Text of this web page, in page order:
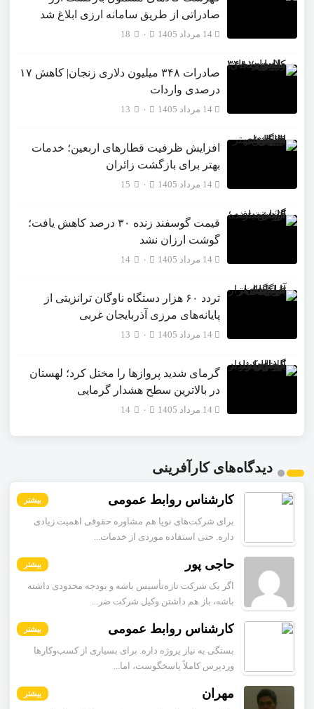
صادراتی از طریق سامانه ارزی ابلاغ شد
14 مرداد 1405 18
صادرات ۳۴۸ میلیون دلاری زنجان| ‌کاهش ۱۷
درصدی واردات
14 مرداد 1405 13
افزایش ظرفیت قطارهای اربعین؛ خدمات
بهتر برای بازگشت زائران
14 مرداد 1405 15
قیمت گوسفند زنده ۳۰ درصد کاهش یافت؛
گوشت ارزان نشد
14 مرداد 1405 14
تردد ۶۰ هزار دستگاه ناوگان ترانزیتی از
پایانه‌های مرزی آذربایجان ‌غربی
14 مرداد 1405 13
گرمای شدید پروازها را مختل کرد؛ لهستان
در بالاترین سطح هشدار گرمایی
14 مرداد 1405 14
دیدگاه‌های کارآفرینی
کارشناس روابط عمومی بیشتر
برای شرکت‌های نوپا هم مشاوره حقوقی اهمیت زیادی
داره. حتی استفاده موردی از خدمات...
حاجی پور بیشتر
اگر یک شرکت تازه‌تأسیس باشه و بودجه محدودی داشته
باشه، باز هم داشتن وکیل شرکت ضر...
کارشناس روابط عمومی بیشتر
بستگی به نیاز پروژه داره. برای بسیاری از کسب‌وکارها
وردپرس کاملاً پاسخگوست، اما...
مهران بیشتر